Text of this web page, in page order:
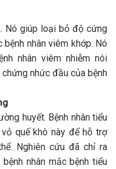
Nó giúp loại bỏ độ cứng
nhân viêm khớp. Nó
nhân viêm nhiễm nói
nhức đầu của bệnh
huyết. Bệnh nhân tiểu
quế khô này để hỗ trợ
Nghiên cứu đã chỉ ra
nhân mắc bệnh tiểu